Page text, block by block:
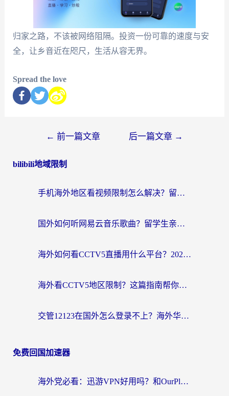
归家之路，不该被网络阻隔。投资一份可靠的速度与安
全，让乡音近在咫尺，生活从容无界。
Spread the love
← 前一篇文章 后一篇文章 →
bilibili地域限制
手机海外地区看视频限制怎么解决？留学生亲测有效的回国加速器指南
国外如何听网易云音乐歌曲？留学生亲测有效的回国加速方案
海外如何看CCTV5直播用什么平台？2026最新指南：看欧洲杯、中超、奥运不再卡
海外看CCTV5地区限制？这篇指南帮你流畅看欧洲杯、NBA还听中文解说
交管12123在国外怎么登录不上？海外华人必看的回国加速器选择指南
免费回国加速器
海外党必看：迅游VPN好用吗？和OurPlay VPN对比哪个回国效果更好？附真实体验测评